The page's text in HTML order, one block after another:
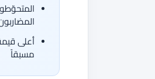
مسبقاً